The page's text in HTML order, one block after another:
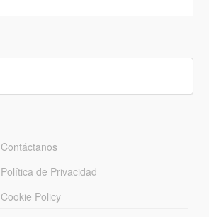
Contáctanos
Política de Privacidad
Cookie Policy